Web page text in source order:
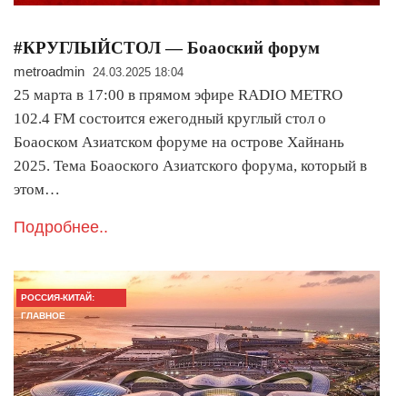
#КРУГЛЫЙСТОЛ — Боаоский форум
metroadmin 24.03.2025 18:04
25 марта в 17:00 в прямом эфире RADIO METRO
102.4 FM состоится ежегодный круглый стол о
Боаоском Азиатском форуме на острове Хайнань
2025. Тема Боаоского Азиатского форума, который в
этом…
Подробнее..
РОССИЯ-КИТАЙ:
ГЛАВНОЕ